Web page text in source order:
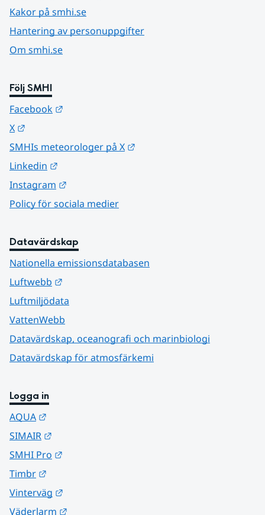
Kakor på smhi.se
Hantering av personuppgifter
Om smhi.se
Följ SMHI
Facebook
X
SMHIs meteorologer på X
Linkedin
Instagram
Policy för sociala medier
Datavärdskap
Nationella emissionsdatabasen
Luftwebb
Luftmiljödata
VattenWebb
Datavärdskap, oceanografi och marinbiologi
Datavärdskap för atmosfärkemi
Logga in
AQUA
SIMAIR
SMHI Pro
Timbr
Vinterväg
Väderlarm